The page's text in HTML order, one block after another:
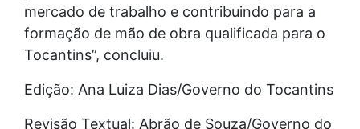
mercado de trabalho e contribuindo para a
formação de mão de obra qualificada para o
Tocantins”, concluiu.
Edição: Ana Luiza Dias/Governo do Tocantins
Revisão Textual: Abrão de Souza/Governo do